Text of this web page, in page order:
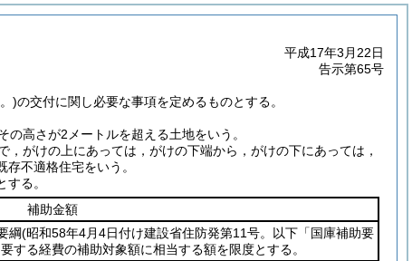
平成17年3月22日
告示第65号
)の交付に関し必要な事項を定めるものとする。
高さが2メートルを超える土地をいう。
がけの上にあっては，がけの下端から，がけの下にあっては，
不適格住宅をいう。
る。
補助金額
綱(昭和58年4月4日付け建設省住防発第11号。以下「国庫補助要
する経費の補助対象額に相当する額を限度とする。